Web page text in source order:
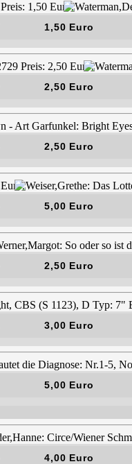
1,50 Euro
2,50 Euro
2,50 Euro
5,00 Euro
2,50 Euro
3,00 Euro
5,00 Euro
4,00 Euro